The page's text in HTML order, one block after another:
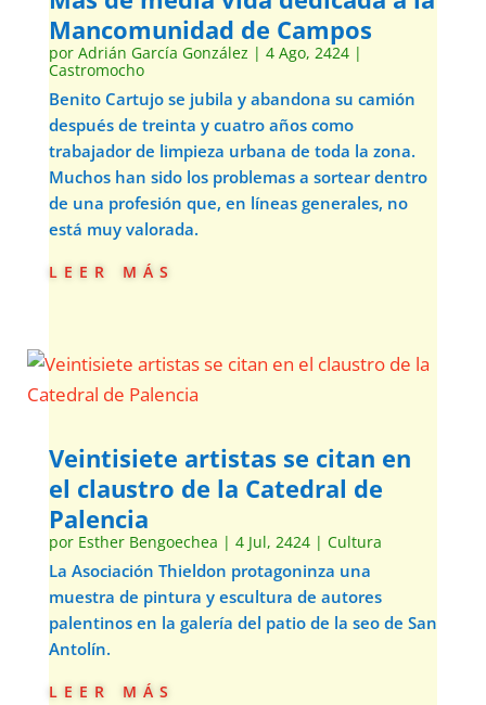
Mancomunidad de Campos
por Adrián García González | 4 Ago, 2424|
Castromocho
Benito Cartujo se jubila y abandona su camión
después de treinta y cuatro años como
trabajador de limpieza urbana de toda la zona.
Muchos han sido los problemas a sortear dentro
de una profesión que, en líneas generales, no
está muy valorada.
leer más
Veintisiete artistas se citan en
el claustro de la Catedral de
Palencia
por Esther Bengoechea | 4 Jul, 2424| Cultura
La Asociación Thieldon protagoninza una
muestra de pintura y escultura de autores
palentinos en la galería del patio de la seo de San
Antolín.
leer más